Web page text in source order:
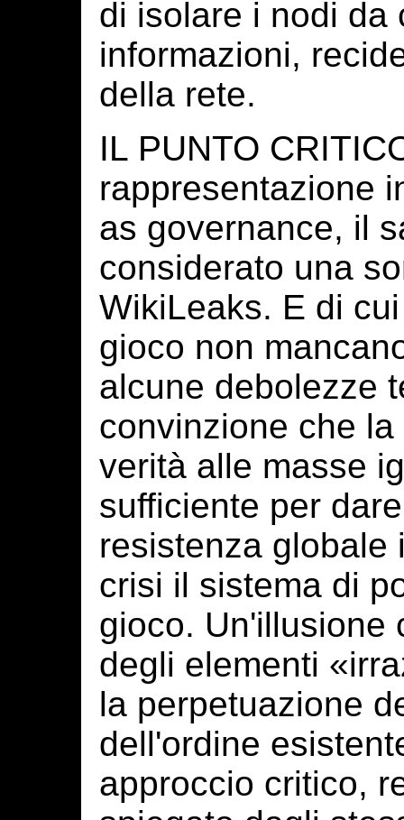
di isolare i nodi da
informazioni,
della rete.
IL PUNTO
rappresentazione
as governance, il
considerato una
WikiLeaks. E di
gioco non
alcune debolezze
convinzione che
verità alle masse
sufficiente per
resistenza globale
crisi il sistema di
gioco. Un'illusione
degli elementi
la perpetuazione
dell'ordine
approccio critico,